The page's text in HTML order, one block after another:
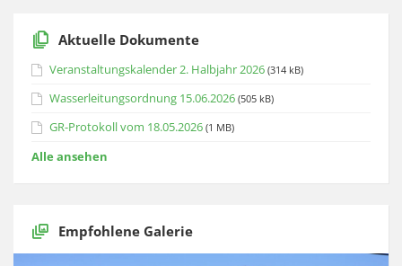
Aktuelle Dokumente
Veranstaltungskalender 2. Halbjahr 2026 (314 kB)
Wasserleitungsordnung 15.06.2026 (505 kB)
GR-Protokoll vom 18.05.2026 (1 MB)
Alle ansehen
Empfohlene Galerie